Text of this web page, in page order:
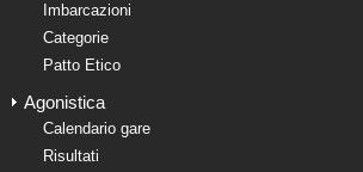
Imbarcazioni
Categorie
Patto Etico
Agonistica
Calendario gare
Risultati